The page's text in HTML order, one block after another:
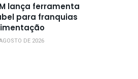
lança ferramenta
para franquias
DE 2026